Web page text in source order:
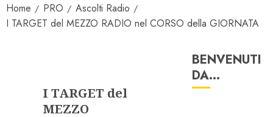
Home PRO
Ascolti Radio
I TARGET del MEZZO RADIO nel CORSO della GIORNATA
I TARGET del
MEZZO
BENVENUTI
DA…